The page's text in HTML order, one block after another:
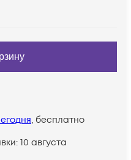
, бесплатно
10 августа